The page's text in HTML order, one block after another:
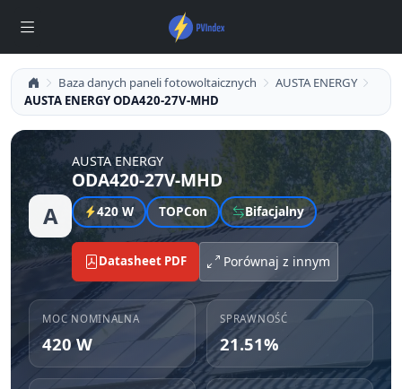
Baza danych paneli fotowoltaicznych
AUSTA ENERGY
AUSTA ENERGY ODA420-27V-MHD
A
AUSTA ENERGY
ODA420-27V-MHD
420 W TOPCon Bifacjalny
Datasheet PDF Porównaj z innym
MOC NOMINALNA
420 W
SPRAWNOŚĆ
21.51%